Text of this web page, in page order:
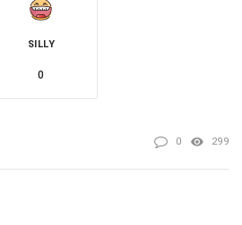
SILLY
0
0 299